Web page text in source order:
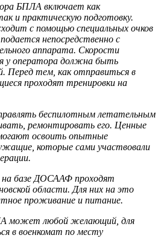
БПЛА включает как
и практическую подготовку.
с помощью специальных очков
непосредственно с
аппарата. Скорости
у оператора должна быть
Перед тем, как отправиться в
проходят тренировки на
беспилотным летательным
ремонтировать его. Ценные
освоить опытные
которые сами участвовали
базе ДОСААФ проходят
области. Для них на это
проживание и питание.
может любой желающий, для
в военкомат по месту